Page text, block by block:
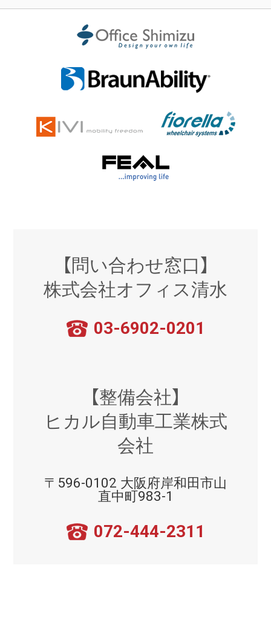
【問い合わせ窓口】
株式会社オフィス清水
03-6902-0201
【整備会社】
ヒカル自動車工業株式
会社
〒596-0102 大阪府岸和田市山
直中町983-1
072-444-2311